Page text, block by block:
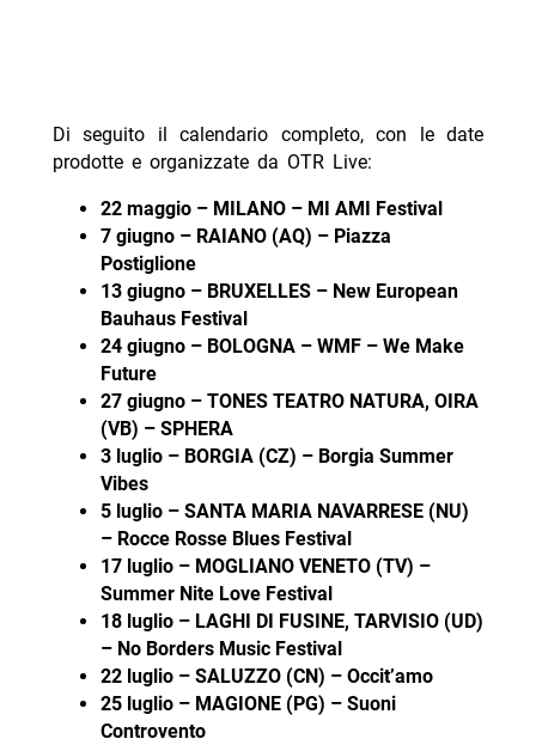
Di seguito il calendario completo, con le date
prodotte e organizzate da OTR Live:
22 maggio – MILANO – MI AMI Festival
7 giugno – RAIANO (AQ) – Piazza
Postiglione
13 giugno – BRUXELLES – New European
Bauhaus Festival
24 giugno – BOLOGNA – WMF – We Make
Future
27 giugno – TONES TEATRO NATURA, OIRA
(VB) – SPHERA
3 luglio – BORGIA (CZ) – Borgia Summer
Vibes
5 luglio – SANTA MARIA NAVARRESE (NU)
– Rocce Rosse Blues Festival
17 luglio – MOGLIANO VENETO (TV) –
Summer Nite Love Festival
18 luglio – LAGHI DI FUSINE, TARVISIO (UD)
– No Borders Music Festival
22 luglio – SALUZZO (CN) – Occit’amo
25 luglio – MAGIONE (PG) – Suoni
Controvento